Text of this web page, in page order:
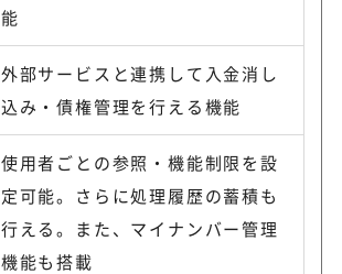
能
外部サービスと連携して入金消し
込み・債権管理を行える機能
使用者ごとの参照・機能制限を設
定可能。さらに処理履歴の蓄積も
行える。また、マイナンバー管理
機能も搭載